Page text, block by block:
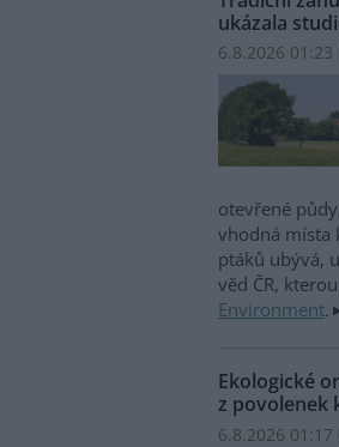
ukázala
6.8.2026 01:23
otevřené
vhodná místa
ptáků ubývá,
věd ČR,
Environment.
Ekologické
z povolenek
6.8.2026 01:17